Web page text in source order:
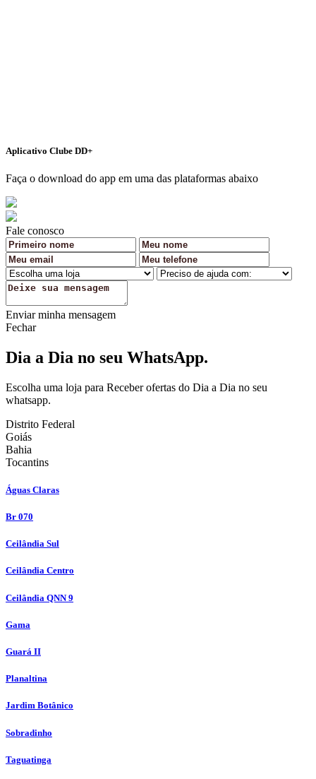
Aplicativo Clube DD+
Faça o download do app em uma das plataformas abaixo
Fale conosco
Enviar minha mensagem
Fechar
Dia a Dia no seu WhatsApp.
Escolha uma loja para Receber ofertas do Dia a Dia no seu
whatsapp.
Distrito Federal
Goiás
Bahia
Tocantins
Águas Claras
Br 070
Ceilândia Sul
Ceilândia Centro
Ceilândia QNN 9
Gama
Guará II
Planaltina
Jardim Botânico
Sobradinho
Taguatinga